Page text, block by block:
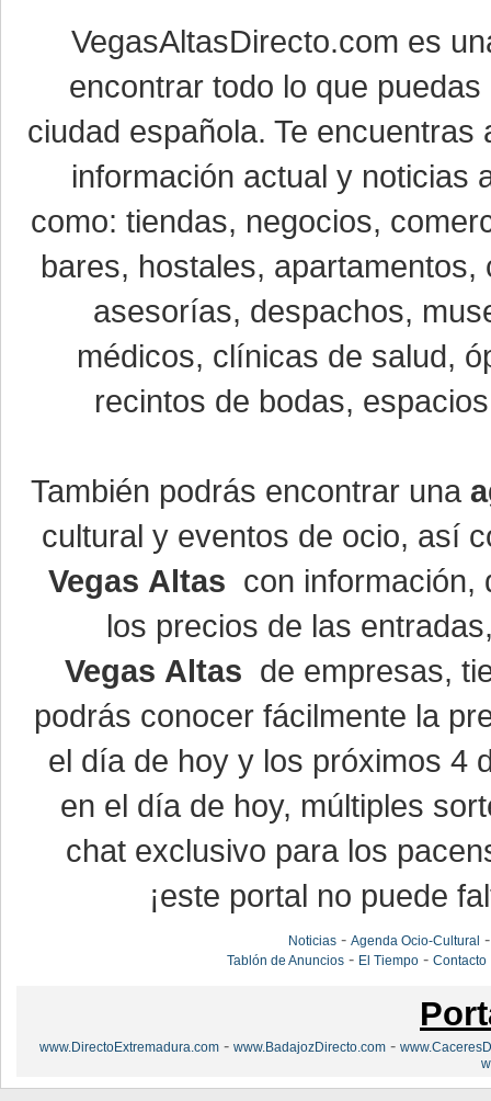
VegasAltasDirecto.com es
encontrar todo lo que
ciudad española. Te
información actual y noticias
como: tiendas, negocios,
bares, hostales,
asesorías, despachos,
médicos, clínicas de salud,
recintos de bodas,
También podrás encontrar una
cultural y eventos de ocio, así
Vegas Altas con información,
los precios de las
Vegas Altas de empresas,
podrás conocer fácilmente la
el día de hoy y los próximos 4
en el día de hoy, múltiples
chat exclusivo para los
¡este portal no puede
Noticias -Agenda Ocio-Cultural
Tablón de Anuncios - El Tiempo -Contacto
www.DirectoExtremadura.com - www.BadajozDirecto.com -